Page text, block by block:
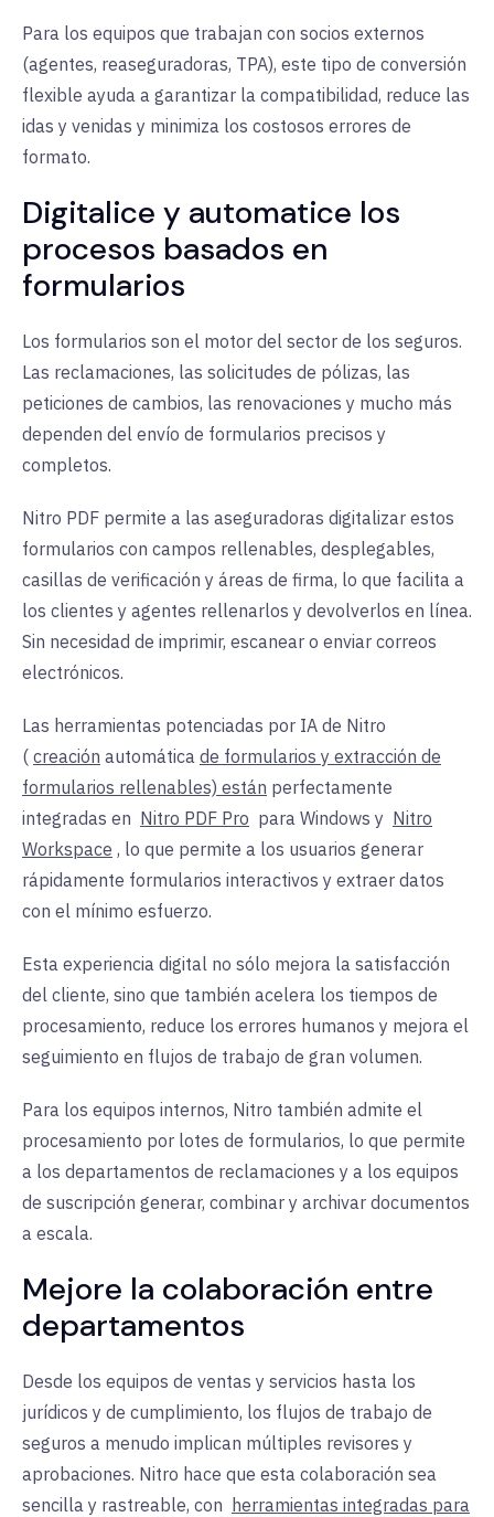
Para los equipos que trabajan con socios externos
(agentes, reaseguradoras, TPA), este tipo de conversión
flexible ayuda a garantizar la compatibilidad, reduce las
idas y venidas y minimiza los costosos errores de
formato.
Digitalice y automatice los
procesos basados en
formularios
Los formularios son el motor del sector de los seguros.
Las reclamaciones, las solicitudes de pólizas, las
peticiones de cambios, las renovaciones y mucho más
dependen del envío de formularios precisos y
completos.
Nitro PDF permite a las aseguradoras digitalizar estos
formularios con campos rellenables, desplegables,
casillas de verificación y áreas de firma, lo que facilita a
los clientes y agentes rellenarlos y devolverlos en línea.
Sin necesidad de imprimir, escanear o enviar correos
electrónicos.
Las herramientas potenciadas por IA de Nitro
( creación automática de formularios y extracción de
formularios rellenables) están perfectamente
integradas en Nitro PDF Pro para Windows y Nitro
Workspace , lo que permite a los usuarios generar
rápidamente formularios interactivos y extraer datos
con el mínimo esfuerzo.
Esta experiencia digital no sólo mejora la satisfacción
del cliente, sino que también acelera los tiempos de
procesamiento, reduce los errores humanos y mejora el
seguimiento en flujos de trabajo de gran volumen.
Para los equipos internos, Nitro también admite el
procesamiento por lotes de formularios, lo que permite
a los departamentos de reclamaciones y a los equipos
de suscripción generar, combinar y archivar documentos
a escala.
Mejore la colaboración entre
departamentos
Desde los equipos de ventas y servicios hasta los
jurídicos y de cumplimiento, los flujos de trabajo de
seguros a menudo implican múltiples revisores y
aprobaciones. Nitro hace que esta colaboración sea
sencilla y rastreable, con herramientas integradas para